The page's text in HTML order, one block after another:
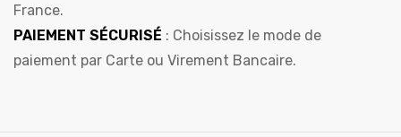
France.
PAIEMENT SÉCURISÉ : Choisissez le mode de
paiement par Carte ou Virement Bancaire.